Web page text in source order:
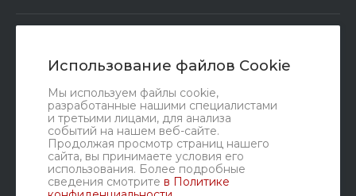
Использование файлов Cookie
Мы используем файлы cookie,
разработанные нашими специалистами
и третьими лицами, для анализа
событий на нашем веб-сайте.
Продолжая просмотр страниц нашего
сайта, вы принимаете условия его
использования. Более подробные
сведения смотрите в Политике